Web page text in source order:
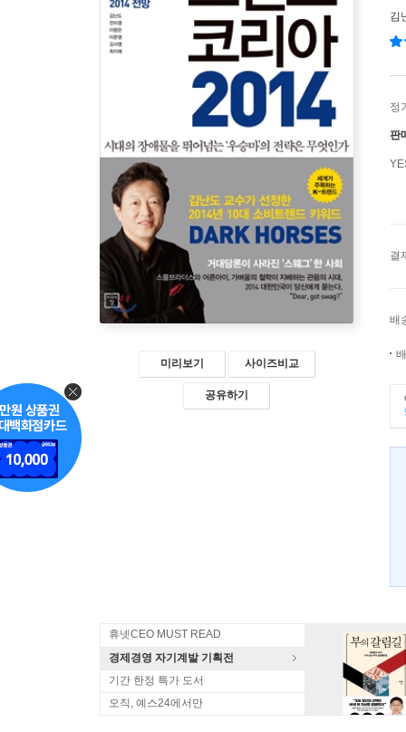
미리보기 사이즈비교
공유하기
김
정
판
결
배
휴넷CEO MUST READ
경제경영 자기계발 기획전
기간 한정 특가 도서
오직, 예스24에서만